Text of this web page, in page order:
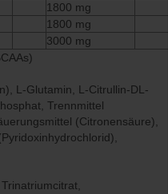
1800 mg
1800 mg
3000 mg
L-Glutamin, L-Citrullin-DL-
Trennmittel
(Citronensäure),